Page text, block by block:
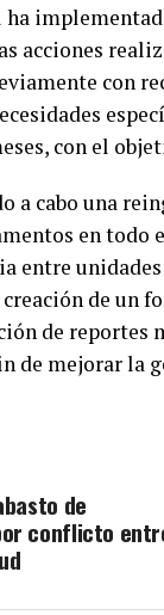
acciones
con
con el
a cabo una
en todo
entre
de un
de reportes
de mejorar la
de
conflicto